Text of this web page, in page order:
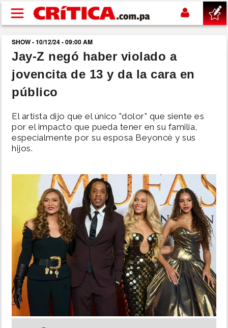
Pasar al contenido principal
buscar
SUCESOS
POLÍTICA
DEPORTES
MUNDO
INSÓLITAS
MULTIMEDIA
IMPRESO
SHOW - 10/12/24 - 09:00 AM
Jay-Z negó haber violado a
jovencita de 13 y da la cara en
público
El artista dijo que el único "dolor" que siente es
por el impacto que pueda tener en su familia,
especialmente por su esposa Beyoncé y sus
hijos.